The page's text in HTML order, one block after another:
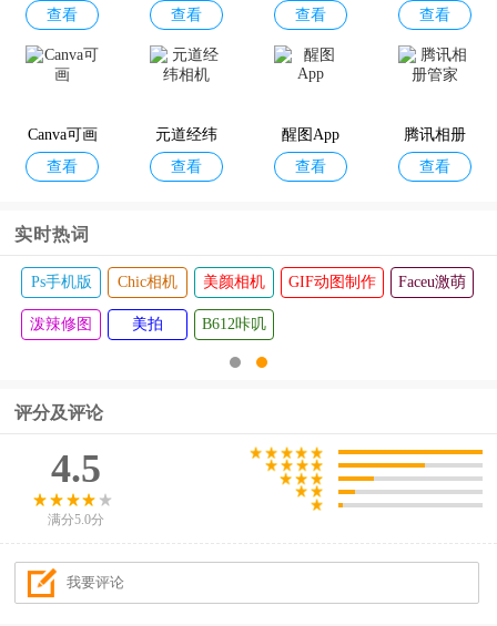
360游戏大
厅手机版
查看
360隐私保
险箱最新
查看
360搜索手
机版
查看
360防蹭网
手机版
查看
pp
查看
pp
查看
查看
相机App
查看
Canva可画
查看
元道经纬
相机
查看
醒图App
查看
腾讯相册
管家
查看
实时热词
Ps手机版 Chic相机 美颜相机 GIF动图制作 Faceu激萌
泼辣修图 美拍 B612咔叽
评分及评论
4.5
满分5.0分